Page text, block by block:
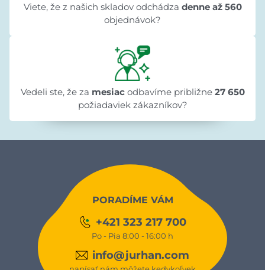
Viete, že z našich skladov odchádza denne až 560
objednávok?
Vedeli ste, že za mesiac odbavíme približne27 650
požiadaviek zákazníkov?
PORADÍME VÁM
+421 323 217 700
Po - Pia 8:00 - 16:00 h
info@jurhan.com